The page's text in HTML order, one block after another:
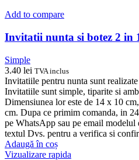
Add to compare
Invitatii nunta si botez 2 in
Simple
3.40 lei TVA inclus
Invitatiile pentru nunta sunt
Invitatiile sunt simple, tiparite si
Dimensiunea lor este de 14 x 10
cm. Dupa ce primim comanda, in
pe WhatsApp sau pe email modelul
textul Dvs. pentru a verifica si
Adaugă în coș
Vizualizare rapida